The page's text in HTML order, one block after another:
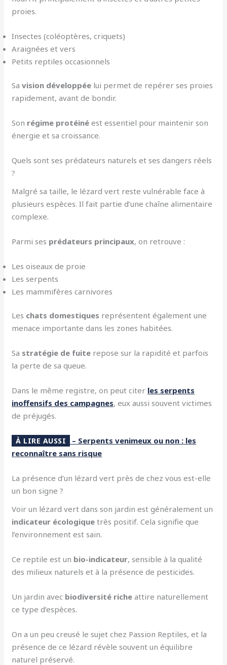
proies.
Insectes (coléoptères, criquets)
Araignées et vers
Petits reptiles occasionnels
Savision développée lui permet de repérer ses proies
rapidement, avant de bondir.
Son régime protéiné est essentiel pour maintenir son
énergie et sa croissance.
Quels sont ses prédateurs naturels et ses dangers réels
?
Malgré sa taille, le lézard vert reste vulnérable face à
plusieurs espèces. Il fait partie d’une chaîne alimentaire
complexe.
Parmi ses prédateurs principaux, on retrouve :
Les oiseaux de proie
Les serpents
Les mammifères carnivores
Les chats domestiques représentent également une
menace importante dans les zones habitées.
Sa stratégie de fuite repose sur la rapidité et parfois
la perte de sa queue.
Dans le même registre, on peut citer les serpents
inoffensifs des campagnes, eux aussi souvent victimes
de préjugés.
À LIRE AUSSI
– Serpents venimeux ou non : les
reconnaître sans risque
La présence d’un lézard vert près de chez vous est-elle
un bon signe ?
Voir un lézard vert dans son jardin est généralement un
indicateur écologique très positif. Cela signifie que
l’environnement est sain.
Ce reptile est un bio-indicateur, sensible à la qualité
des milieux naturels et à la présence de pesticides.
Un jardin avec biodiversité riche attire naturellement
ce type d’espèces.
On a un peu creusé le sujet chez Passion Reptiles, et la
présence de ce lézard révèle souvent un équilibre
naturel préservé.